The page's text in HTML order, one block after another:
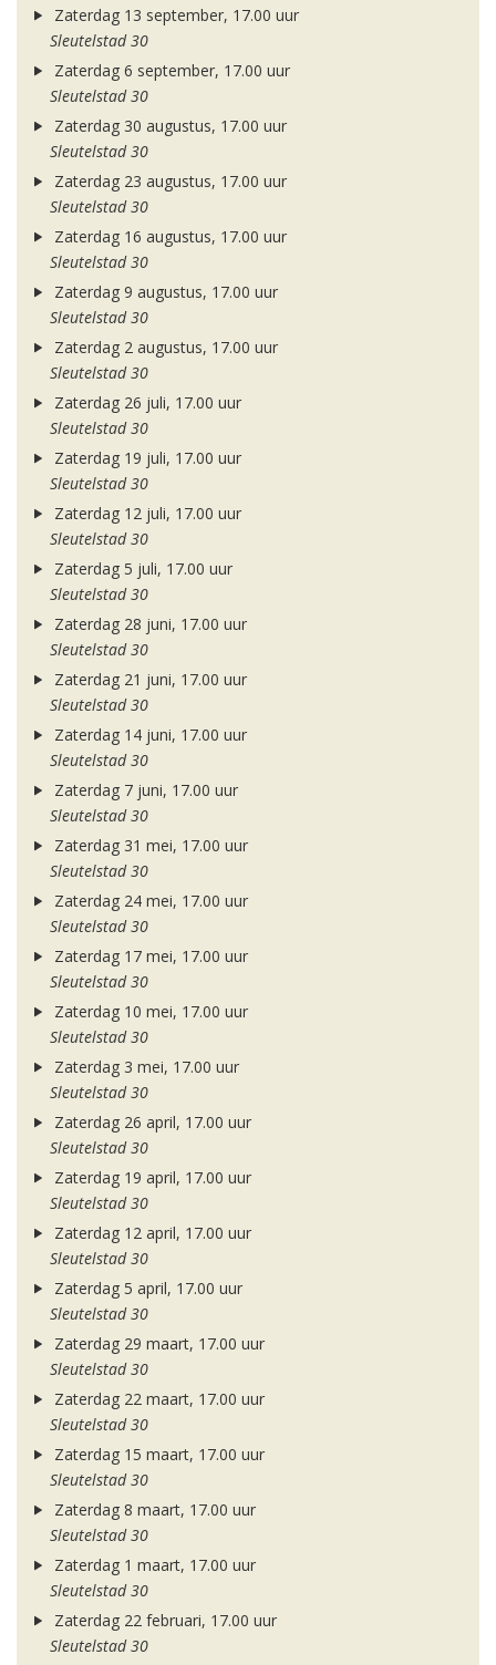
Zaterdag 13 september, 17.00 uur
Sleutelstad 30
Zaterdag 6 september, 17.00 uur
Sleutelstad 30
Zaterdag 30 augustus, 17.00 uur
Sleutelstad 30
Zaterdag 23 augustus, 17.00 uur
Sleutelstad 30
Zaterdag 16 augustus, 17.00 uur
Sleutelstad 30
Zaterdag 9 augustus, 17.00 uur
Sleutelstad 30
Zaterdag 2 augustus, 17.00 uur
Sleutelstad 30
Zaterdag 26 juli, 17.00 uur
Sleutelstad 30
Zaterdag 19 juli, 17.00 uur
Sleutelstad 30
Zaterdag 12 juli, 17.00 uur
Sleutelstad 30
Zaterdag 5 juli, 17.00 uur
Sleutelstad 30
Zaterdag 28 juni, 17.00 uur
Sleutelstad 30
Zaterdag 21 juni, 17.00 uur
Sleutelstad 30
Zaterdag 14 juni, 17.00 uur
Sleutelstad 30
Zaterdag 7 juni, 17.00 uur
Sleutelstad 30
Zaterdag 31 mei, 17.00 uur
Sleutelstad 30
Zaterdag 24 mei, 17.00 uur
Sleutelstad 30
Zaterdag 17 mei, 17.00 uur
Sleutelstad 30
Zaterdag 10 mei, 17.00 uur
Sleutelstad 30
Zaterdag 3 mei, 17.00 uur
Sleutelstad 30
Zaterdag 26 april, 17.00 uur
Sleutelstad 30
Zaterdag 19 april, 17.00 uur
Sleutelstad 30
Zaterdag 12 april, 17.00 uur
Sleutelstad 30
Zaterdag 5 april, 17.00 uur
Sleutelstad 30
Zaterdag 29 maart, 17.00 uur
Sleutelstad 30
Zaterdag 22 maart, 17.00 uur
Sleutelstad 30
Zaterdag 15 maart, 17.00 uur
Sleutelstad 30
Zaterdag 8 maart, 17.00 uur
Sleutelstad 30
Zaterdag 1 maart, 17.00 uur
Sleutelstad 30
Zaterdag 22 februari, 17.00 uur
Sleutelstad 30